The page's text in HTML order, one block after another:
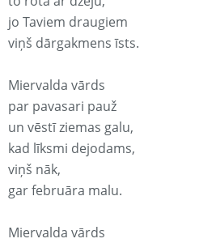
jo Taviem draugiem
viņš dārgakmens īsts.
Miervalda vārds
par pavasari pauž
un vēstī ziemas galu,
kad līksmi dejodams,
viņš nāk,
gar februāra malu.
Miervalda vārds